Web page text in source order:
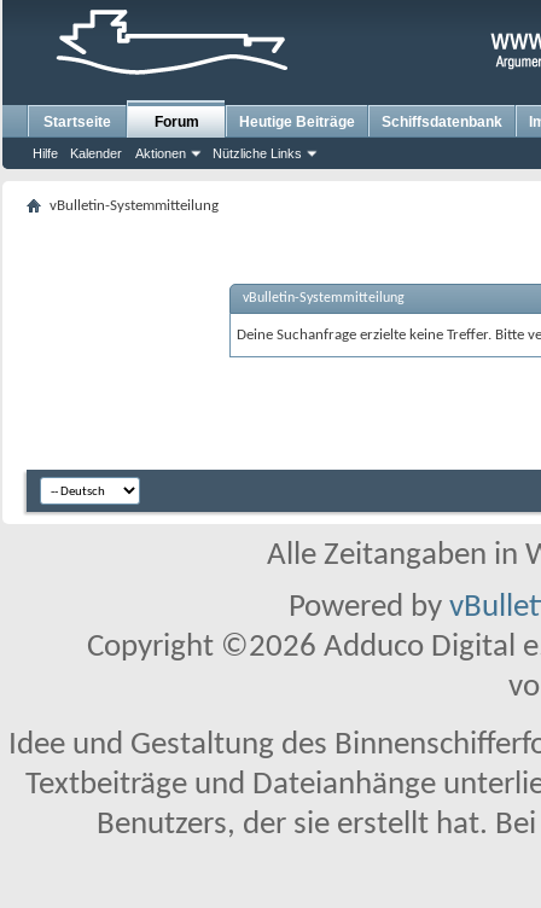
Startseite Forum
Hilfe Kalender Aktionen Nützliche Links
Heutige Beiträge Schiffsdatenbank
vBulletin-Systemmitteilung
vBulletin-Systemmitteilung
Deine Suchanfrage erzielte keine Treffer. Bitte
Alle Zeitangaben in
Powered by
Copyright ©2026 Adduco Digital
Idee und Gestaltung des
Textbeiträge und Dateianhänge
Benutzers, der sie erstellt hat.